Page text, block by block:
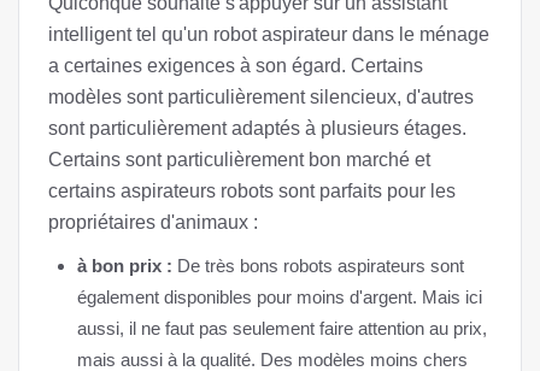
intelligent tel qu'un robot aspirateur dans le ménage
a certaines exigences à son égard. Certains
modèles sont particulièrement silencieux, d'autres
sont particulièrement adaptés à plusieurs étages.
Certains sont particulièrement bon marché et
certains aspirateurs robots sont parfaits pour les
propriétaires d'animaux :
à bon prix : De très bons robots aspirateurs sont
également disponibles pour moins d'argent. Mais ici
aussi, il ne faut pas seulement faire attention au prix,
mais aussi à la qualité. Des modèles moins chers